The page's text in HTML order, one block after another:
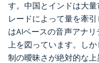
す。中国とインドは大
レードによって量を牽
はAIベースの音声アナ
上を図っています。し
制の曖昧さが絶対的な上